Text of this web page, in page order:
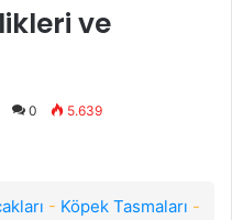
ve
0 5.639
- Köpek Tasmaları -